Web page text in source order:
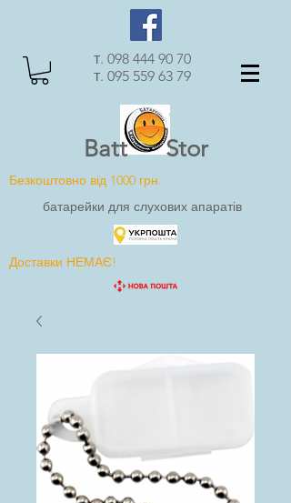
т. 098 444 90 70
т. 095 559 63 79
Batt Stor
Безкоштовно від 1000 грн.
батарейки для слухових апаратів
Доставки НЕМАЄ!